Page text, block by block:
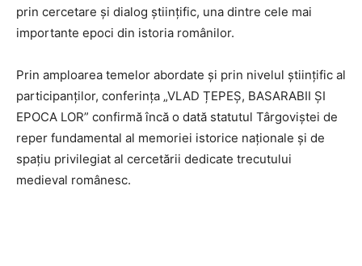
prin cercetare și dialog științific, una dintre cele mai
importante epoci din istoria românilor.
Prin amploarea temelor abordate și prin nivelul științific al
participanților, conferința „VLAD ȚEPEȘ, BASARABII ȘI
EPOCA LOR” confirmă încă o dată statutul Târgoviștei de
reper fundamental al memoriei istorice naționale și de
spațiu privilegiat al cercetării dedicate trecutului
medieval românesc.